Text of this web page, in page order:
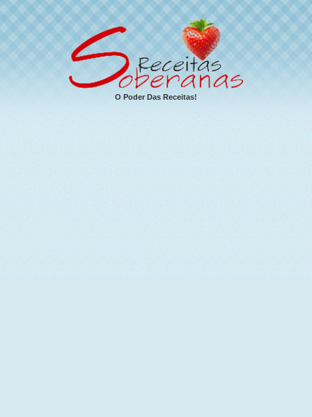
O Poder Das Receitas!